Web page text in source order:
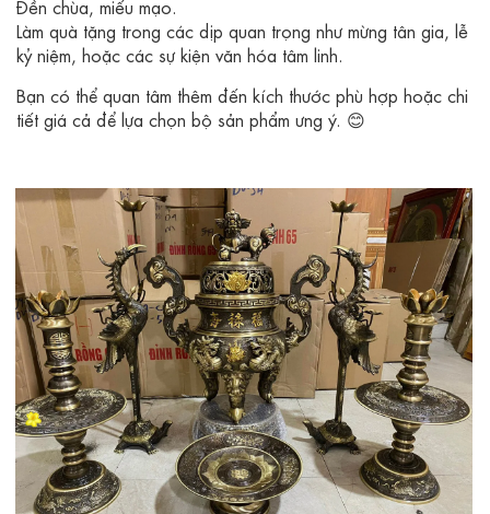
Đền chùa, miếu mạo.
Làm quà tặng trong các dịp quan trọng như mừng tân gia, lễ
kỷ niệm, hoặc các sự kiện văn hóa tâm linh.
Bạn có thể quan tâm thêm đến kích thước phù hợp hoặc chi
tiết giá cả để lựa chọn bộ sản phẩm ưng ý. 😊